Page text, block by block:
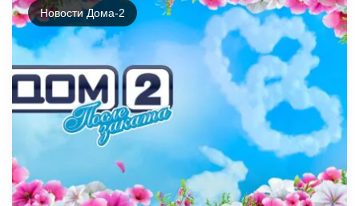
Новости Дома-2